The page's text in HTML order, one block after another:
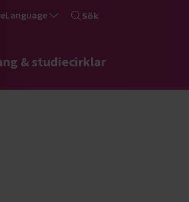
Language Sök
& studiecirklar